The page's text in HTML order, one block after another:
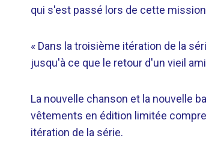
qui s'est passé lors de cette
« Dans la troisième itération de la
jusqu'à ce que le retour d'un vieil
La nouvelle chanson et la nouvelle
vêtements en édition limitée
itération de la série.